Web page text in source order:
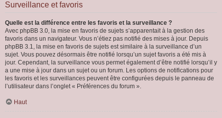
Surveillance et favoris
Quelle est la différence entre les favoris et la surveillance ?
Avec phpBB 3.0, la mise en favoris de sujets s’apparentait à la gestion des
favoris dans un navigateur. Vous n’étiez pas notifié des mises à jour. Depuis
phpBB 3.1, la mise en favoris de sujets est similaire à la surveillance d’un
sujet. Vous pouvez désormais être notifié lorsqu’un sujet favoris a été mis à
jour. Cependant, la surveillance vous permet également d’être notifié lorsqu’il y
a une mise à jour dans un sujet ou un forum. Les options de notifications pour
les favoris et les surveillances peuvent être configurées depuis le panneau de
l’utilisateur dans l’onglet « Préférences du forum ».
Haut